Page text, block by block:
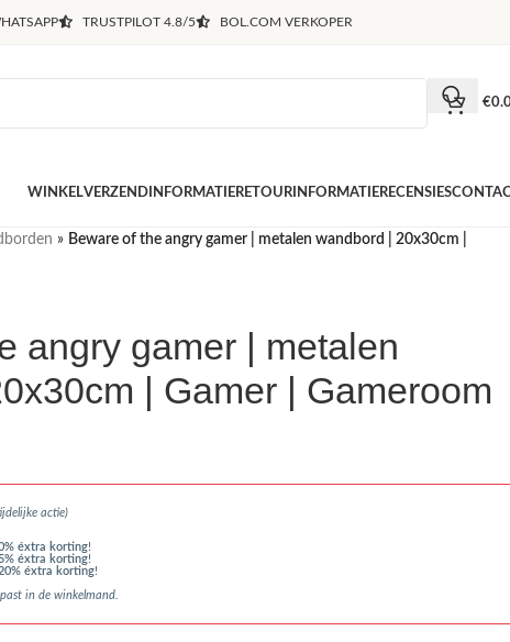
TRUSTPILOT 4.8/5 BOL.COM VERKOPER
€
WINKELVERZENDINFORMATIERETOURINFORMATIERECENSIES
» Beware of the angry gamer | metalen wandbord | 20x30cm |
angry gamer | metalen
| Gamer | Gameroom
actie)
éxtra korting!
éxtra korting!
éxtra korting!
in de winkelmand.